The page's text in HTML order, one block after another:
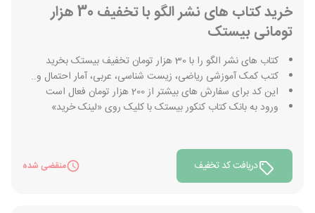
خرید کتاب های نشر الگو با تخفیف 30 هزار
تومانی بیستک
کتاب های نشر الگو را با 30 هزار تومان تخفیف بیستک بخرید
کتب کمک آموزشی ریاضی، زیست شناسی، عربی، آمار احتمال و..
این کد برای سفارش های بیشتر از 200 هزار تومان فعال است
ورود به بانک کتاب کنکور بیستک با کلیک روی «لینک خرید»
دریافت کد تخفیف منقضی شده